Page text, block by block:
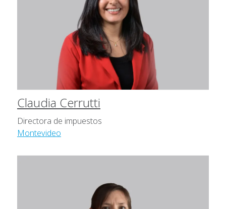
Claudia Cerrutti
Directora de impuestos
Montevideo